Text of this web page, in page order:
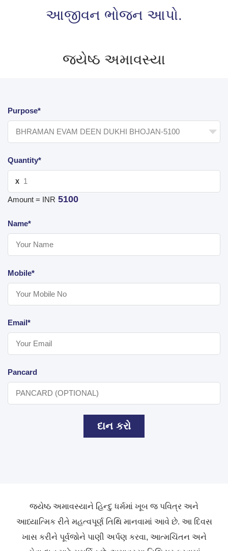
આજીવન ભોજન આપો.
જ્યેષ્ઠ અમાવસ્યા
Purpose*
Quantity*
X
Amount = INR 5100
Name*
Mobile*
Email*
Pancard
દાન કરો
જ્યેષ્ઠ અમાવસ્યાને હિન્દુ ધર્મમાં ખૂબ જ પવિત્ર અને
આધ્યાત્મિક રીતે મહત્વપૂર્ણ તિથિ માનવામાં આવે છે. આ દિવસ
ખાસ કરીને પૂર્વજોને પાણી અર્પણ કરવા, આત્મચિંતન અને